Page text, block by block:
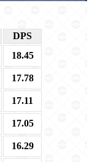
DPS
18.45
17.78
17.11
17.05
16.29